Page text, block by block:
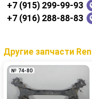
+7 (915) 299-99-93
+7 (916) 288-88-83
Другие запчасти
№ 74-80